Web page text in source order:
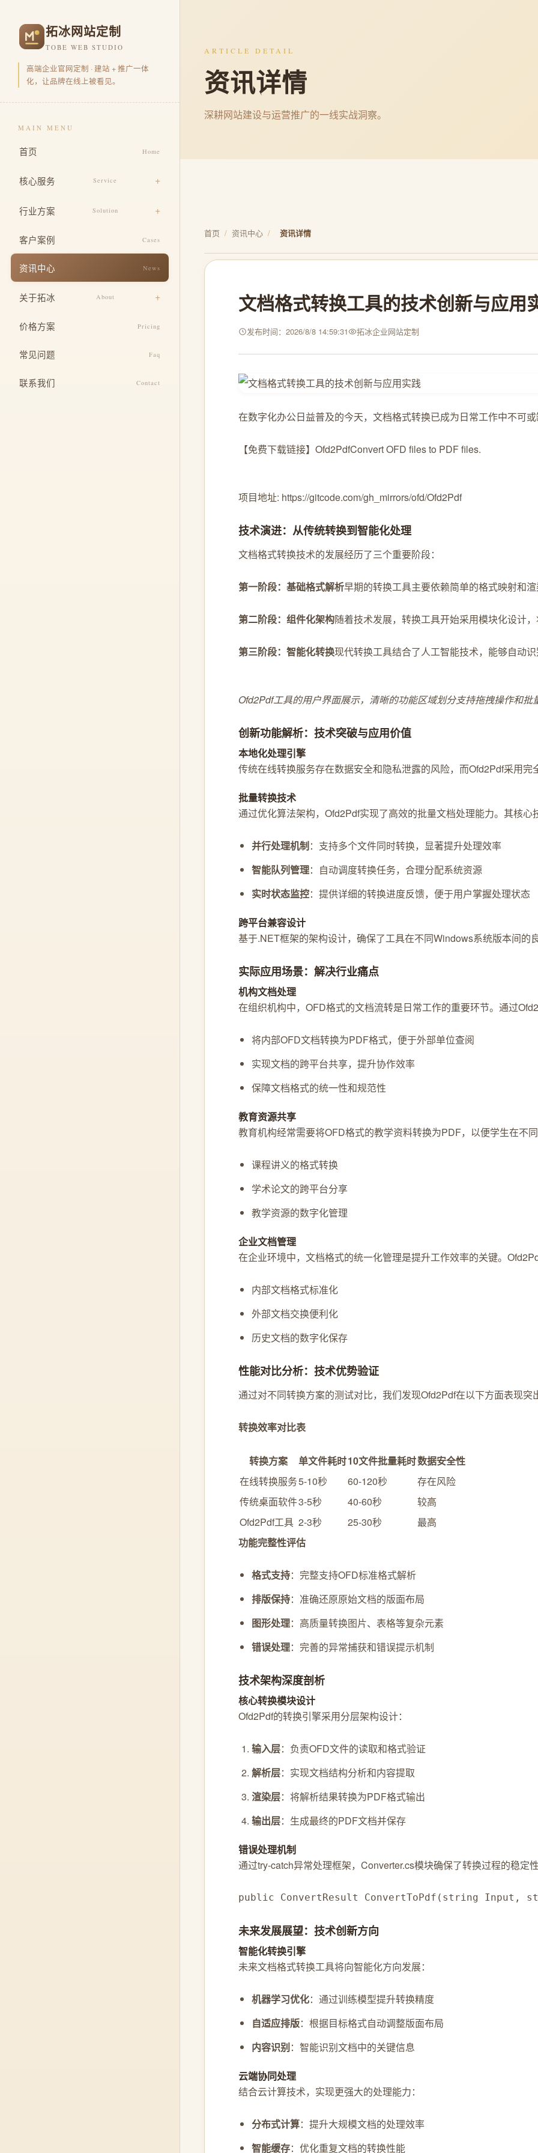
拓冰网站定制
TOBE WEB STUDIO
高端企业官网定制 · 建站 + 推广一体
化，让品牌在线上被看见。
MAIN MENU
首页 Home
核心服务 Service
品牌官网定制
品牌视觉包装
安全与运维
SEO 基础优化
行业方案 Solution
电商零售
餐饮美食
医疗健康
酒店住宿
客户案例 Cases
资讯中心 News
关于拓冰 About
设计团队
价格方案 Pricing
常见问题 Faq
联系我们 Contact
ARTICLE DETAIL
资讯详情
深耕网站建设与运营推广的一线实战洞察。
首页 / 资讯中心 / 资讯详情
文档格式转换工具的技术创新与应用
发布时间：2026/8/8 14:59:31 拓冰企业网站定制
在数字化办公日益普及的今天，文档格式转换已成为日常工作中不可
【免费下载链接】Ofd2PdfConvert OFD files to PDF files.
项目地址: https://gitcode.com/gh_mirrors/ofd/Ofd2Pdf
技术演进：从传统转换到智能化处理
文档格式转换技术的发展经历了三个重要阶段：
第一阶段：基础格式解析早期的转换工具主要依赖简单的格式映射和
第二阶段：组件化架构随着技术发展，转换工具开始采用模块化设计
第三阶段：智能化转换现代转换工具结合了人工智能技术，能够自动
Ofd2Pdf工具的用户界面展示，清晰的功能区域划分支持拖拽操作和批
创新功能解析：技术突破与应用价值
本地化处理引擎
传统在线转换服务存在数据安全和隐私泄露的风险，而Ofd2Pdf采用
批量转换技术
通过优化算法架构，Ofd2Pdf实现了高效的批量文档处理能力。其核心
并行处理机制：支持多个文件同时转换，显著提升处理效率
智能队列管理：自动调度转换任务，合理分配系统资源
实时状态监控：提供详细的转换进度反馈，便于用户掌握处理状态
跨平台兼容设计
基于.NET框架的架构设计，确保了工具在不同Windows系统版本间
实际应用场景：解决行业痛点
机构文档处理
在组织机构中，OFD格式的文档流转是日常工作的重要环节。通过
将内部OFD文档转换为PDF格式，便于外部单位查阅
实现文档的跨平台共享，提升协作效率
保障文档格式的统一性和规范性
教育资源共享
教育机构经常需要将OFD格式的教学资料转换为PDF，以便学生在不
课程讲义的格式转换
学术论文的跨平台分享
教学资源的数字化管理
企业文档管理
在企业环境中，文档格式的统一化管理是提升工作效率的关键。
内部文档格式标准化
外部文档交换便利化
历史文档的数字化保存
性能对比分析：技术优势验证
通过对不同转换方案的测试对比，我们发现Ofd2Pdf在以下方面表现突
转换效率对比表
转换方案 单文件耗时10文件批量耗时数据安全性
在线转换服务5-10秒 60-120秒
存在风险
传统桌面软件3-5秒 40-60秒
较高
Ofd2Pdf工具 2-3秒 25-30秒
最高
功能完整性评估
格式支持：完整支持OFD标准格式解析
排版保持：准确还原原始文档的版面布局
图形处理：高质量转换图片、表格等复杂元素
错误处理：完善的异常捕获和错误提示机制
技术架构深度剖析
核心转换模块设计
Ofd2Pdf的转换引擎采用分层架构设计：
输入层：负责OFD文件的读取和格式验证
解析层：实现文档结构分析和内容提取
渲染层：将解析结果转换为PDF格式输出
输出层：生成最终的PDF文档并保存
错误处理机制
通过try-catch异常处理框架，Converter.cs模块确保了转换过程的稳定
public ConvertResult ConvertToPdf(string Input,
未来发展展望：技术创新方向
智能化转换引擎
未来文档格式转换工具将向智能化方向发展：
机器学习优化：通过训练模型提升转换精度
自适应排版：根据目标格式自动调整版面布局
内容识别：智能识别文档中的关键信息
云端协同处理
结合云计算技术，实现更强大的处理能力：
分布式计算：提升大规模文档的处理效率
智能缓存：优化重复文档的转换性能